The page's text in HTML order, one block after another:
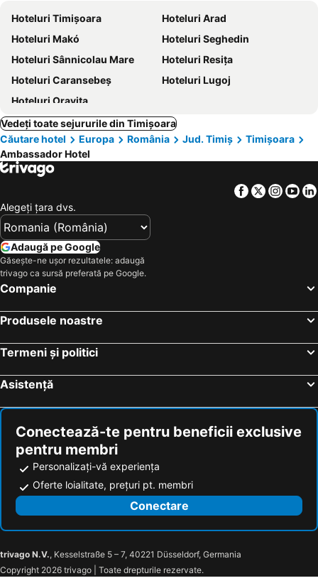
Hoteluri Timișoara
Hoteluri Arad
Hoteluri Makó
Hoteluri Seghedin
Hoteluri Sânnicolau Mare
Hoteluri Resița
Hoteluri Caransebeş
Hoteluri Lugoj
Hoteluri Oraviţa
Vedeți toate sejururile din Timișoara
Căutare hotel
Europa România Jud. Timiș
Timișoara
Ambassador Hotel
Facebook
Twitter
Alegeţi ţara dvs.
Adaugă pe Google
Găsește-ne ușor rezultatele: adaugă
trivago ca sursă preferată pe Google.
Companie
Produsele noastre
Termeni și politici
Asistență
Conectează-te pentru beneficii exclusive
pentru membri
Personalizați-vă experiența
Oferte loialitate, prețuri pt. membri
Conectare
trivago N.V., Kesselstraße 5 – 7, 40221 Düsseldorf, Germania
Copyright 2026 trivago | Toate drepturile rezervate.